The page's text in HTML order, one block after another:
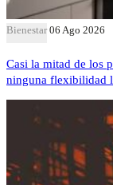
Bienestar 06 Ago 2026
Casi la mitad de los
ninguna flexibilidad